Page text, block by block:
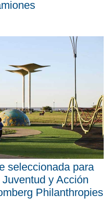
seleccionada para
y Acción
Philanthropies